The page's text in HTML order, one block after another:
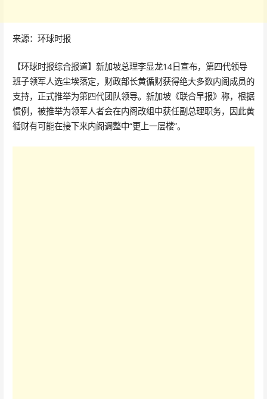
来源：环球时报
【环球时报综合报道】新加坡总理李显龙14日宣布，第四代领导
班子领军人选尘埃落定，财政部长黄循财获得绝大多数内阁成员的
支持，正式推举为第四代团队领导。新加坡《联合早报》称，根据
惯例，被推举为领军人者会在内阁改组中获任副总理职务，因此黄
循财有可能在接下来内阁调整中“更上一层楼”。